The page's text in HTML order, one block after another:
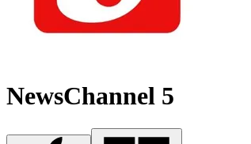
NewsChannel 5